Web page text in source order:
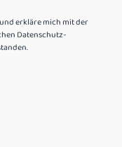
erkläre mich mit der
Datenschutz-